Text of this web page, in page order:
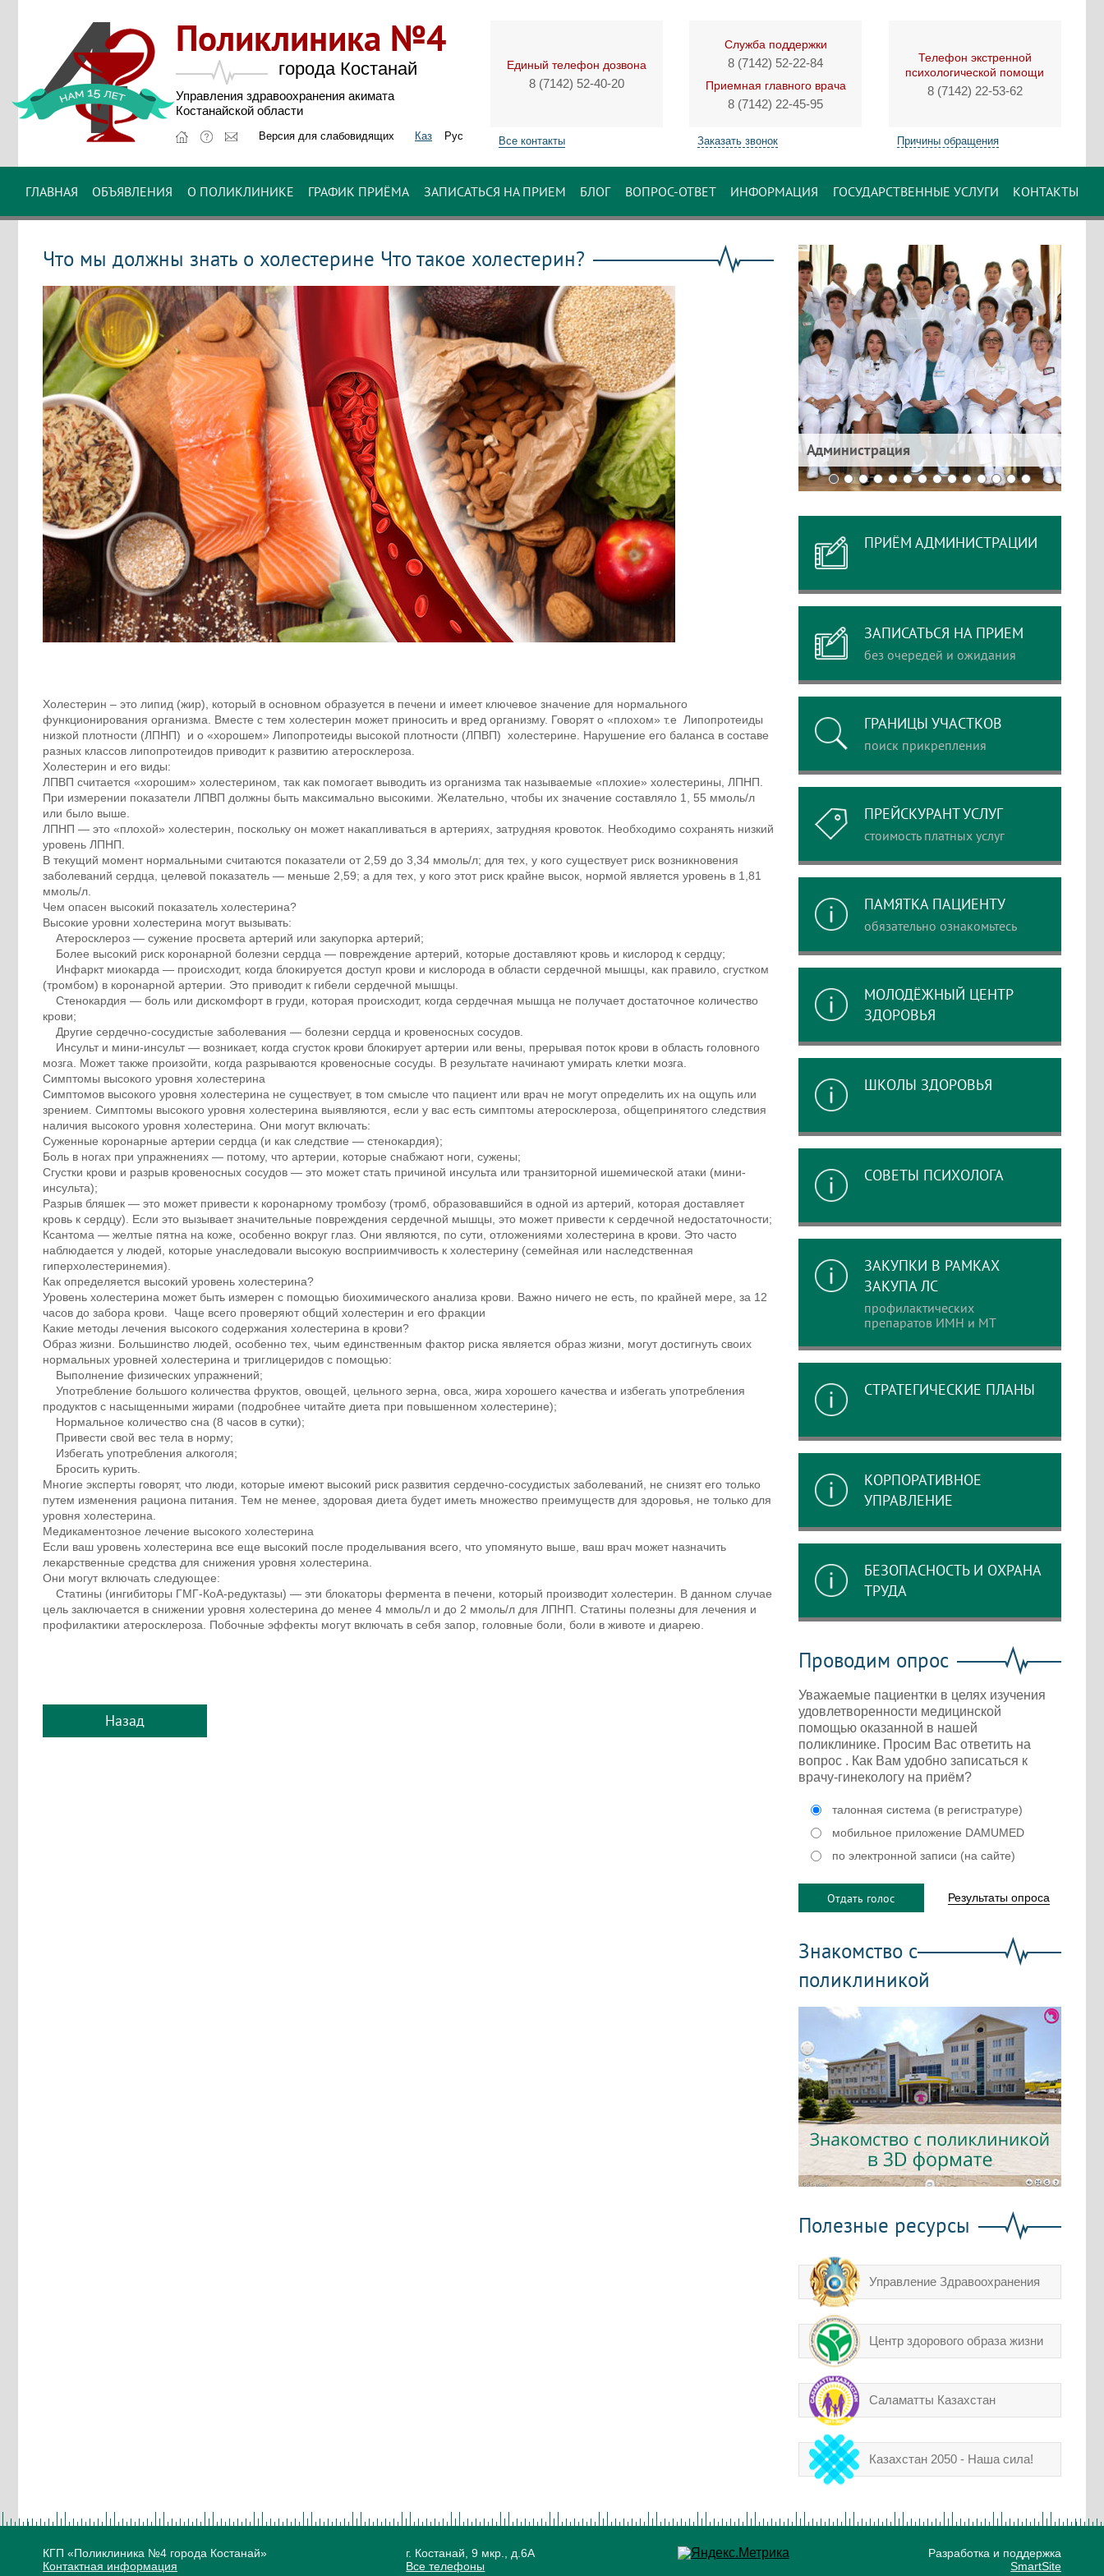
Поликлиника №4
города Костанай
Управления здравоохранения акимата
Костанайской области
Версия для слабовидящих Каз Рус
Единый телефон дозвона
8 (7142) 52-40-20
Все контакты
Служба поддержки
8 (7142) 52-22-84
Приемная главного врача
8 (7142) 22-45-95
Заказать звонок
Телефон экстренной
психологической помощи
8 (7142) 22-53-62
Причины обращения
ГЛАВНАЯ ОБЪЯВЛЕНИЯ О ПОЛИКЛИНИКЕ ГРАФИК ПРИЁМА ЗАПИСАТЬСЯ НА ПРИЕМ БЛОГ ВОПРОС-ОТВЕТ ИНФОРМАЦИЯ ГОСУДАРСТВЕННЫЕ УСЛУГИ КОНТАКТЫ
Что мы должны знать о холестерине Что такое холестерин?
Холестерин – это липид (жир), который в основном образуется в печени и имеет ключевое значение для нормального
функционирования организма. Вместе с тем холестерин может приносить и вред организму. Говорят о «плохом» т.е Липопротеиды
низкой плотности (ЛПНП) и о «хорошем» Липопротеиды высокой плотности (ЛПВП) холестерине. Нарушение его баланса в составе
разных классов липопротеидов приводит к развитию атеросклероза.
Холестерин и его виды:
ЛПВП считается «хорошим» холестерином, так как помогает выводить из организма так называемые «плохие» холестерины, ЛПНП.
При измерении показатели ЛПВП должны быть максимально высокими. Желательно, чтобы их значение составляло 1, 55 ммоль/л
или было выше.
ЛПНП — это «плохой» холестерин, поскольку он может накапливаться в артериях, затрудняя кровоток. Необходимо сохранять низкий
уровень ЛПНП.
В текущий момент нормальными считаются показатели от 2,59 до 3,34 ммоль/л; для тех, у кого существует риск возникновения
заболеваний сердца, целевой показатель — меньше 2,59; а для тех, у кого этот риск крайне высок, нормой является уровень в 1,81
ммоль/л.
Чем опасен высокий показатель холестерина?
Высокие уровни холестерина могут вызывать:
Атеросклероз — сужение просвета артерий или закупорка артерий;
Более высокий риск коронарной болезни сердца — повреждение артерий, которые доставляют кровь и кислород к сердцу;
Инфаркт миокарда — происходит, когда блокируется доступ крови и кислорода в области сердечной мышцы, как правило, сгустком
(тромбом) в коронарной артерии. Это приводит к гибели сердечной мышцы.
Стенокардия — боль или дискомфорт в груди, которая происходит, когда сердечная мышца не получает достаточное количество
крови;
Другие сердечно-сосудистые заболевания — болезни сердца и кровеносных сосудов.
Инсульт и мини-инсульт — возникает, когда сгусток крови блокирует артерии или вены, прерывая поток крови в область головного
мозга. Может также произойти, когда разрываются кровеносные сосуды. В результате начинают умирать клетки мозга.
Симптомы высокого уровня холестерина
Симптомов высокого уровня холестерина не существует, в том смысле что пациент или врач не могут определить их на ощупь или
зрением. Симптомы высокого уровня холестерина выявляются, если у вас есть симптомы атеросклероза, общепринятого следствия
наличия высокого уровня холестерина. Они могут включать:
Суженные коронарные артерии сердца (и как следствие — стенокардия);
Боль в ногах при упражнениях — потому, что артерии, которые снабжают ноги, сужены;
Сгустки крови и разрыв кровеносных сосудов — это может стать причиной инсульта или транзиторной ишемической атаки (мини-
инсульта);
Разрыв бляшек — это может привести к коронарному тромбозу (тромб, образовавшийся в одной из артерий, которая доставляет
кровь к сердцу). Если это вызывает значительные повреждения сердечной мышцы, это может привести к сердечной недостаточности;
Ксантома — желтые пятна на коже, особенно вокруг глаз. Они являются, по сути, отложениями холестерина в крови. Это часто
наблюдается у людей, которые унаследовали высокую восприимчивость к холестерину (семейная или наследственная
гиперхолестеринемия).
Как определяется высокий уровень холестерина?
Уровень холестерина может быть измерен с помощью биохимического анализа крови. Важно ничего не есть, по крайней мере, за 12
часов до забора крови. Чаще всего проверяют общий холестерин и его фракции
Какие методы лечения высокого содержания холестерина в крови?
Образ жизни. Большинство людей, особенно тех, чьим единственным фактор риска является образ жизни, могут достигнуть своих
нормальных уровней холестерина и триглицеридов с помощью:
Выполнение физических упражнений;
Употребление большого количества фруктов, овощей, цельного зерна, овса, жира хорошего качества и избегать употребления
продуктов с насыщенными жирами (подробнее читайте диета при повышенном холестерине);
Нормальное количество сна (8 часов в сутки);
Привести свой вес тела в норму;
Избегать употребления алкоголя;
Бросить курить.
Многие эксперты говорят, что люди, которые имеют высокий риск развития сердечно-сосудистых заболеваний, не снизят его только
путем изменения рациона питания. Тем не менее, здоровая диета будет иметь множество преимуществ для здоровья, не только для
уровня холестерина.
Медикаментозное лечение высокого холестерина
Если ваш уровень холестерина все еще высокий после проделывания всего, что упомянуто выше, ваш врач может назначить
лекарственные средства для снижения уровня холестерина.
Они могут включать следующее:
Статины (ингибиторы ГМГ-КоА-редуктазы) — эти блокаторы фермента в печени, который производит холестерин. В данном случае
цель заключается в снижении уровня холестерина до менее 4 ммоль/л и до 2 ммоль/л для ЛПНП. Статины полезны для лечения и
профилактики атеросклероза. Побочные эффекты могут включать в себя запор, головные боли, боли в животе и диарею.
Назад
Лаборатория Дневной стационар
Акушерско-гинекологическое
отделение
Администрация
ПРИЁМ АДМИНИСТРАЦИИ
ЗАПИСАТЬСЯ НА ПРИЕМ
без очередей и ожидания
ГРАНИЦЫ УЧАСТКОВ
поиск прикрепления
ПРЕЙСКУРАНТ УСЛУГ
стоимость платных услуг
ПАМЯТКА ПАЦИЕНТУ
обязательно ознакомьтесь
МОЛОДЁЖНЫЙ ЦЕНТР
ЗДОРОВЬЯ
ШКОЛЫ ЗДОРОВЬЯ
СОВЕТЫ ПСИХОЛОГА
ЗАКУПКИ В РАМКАХ
ЗАКУПА ЛС
профилактических
препаратов ИМН и МТ
СТРАТЕГИЧЕСКИЕ ПЛАНЫ
КОРПОРАТИВНОЕ
УПРАВЛЕНИЕ
БЕЗОПАСНОСТЬ И ОХРАНА
ТРУДА
Проводим опрос
Уважаемые пациентки в целях изучения
удовлетворенности медицинской
помощью оказанной в нашей
поликлинике. Просим Вас ответить на
вопрос . Как Вам удобно записаться к
врачу-гинекологу на приём?
талонная система (в регистратуре)
мобильное приложение DAMUMED
по электронной записи (на сайте)
Отдать голос Результаты опроса
Знакомство с
поликлиникой
Полезные ресурсы
Управление Здравоохранения
Центр здорового образа жизни
Саламатты Казахстан
Казахстан 2050 - Наша сила!
КГП «Поликлиника №4 города Костанай»
Контактная информация
г. Костанай, 9 мкр., д.6А
Все телефоны
Разработка и поддержка
SmartSite